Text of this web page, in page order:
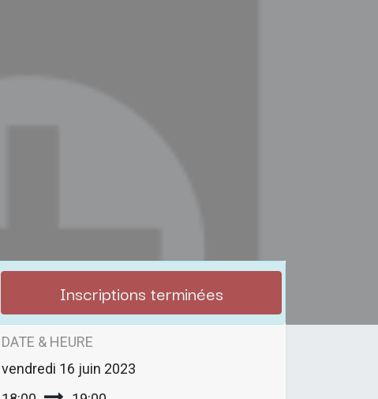
Inscriptions terminées
DATE & HEURE
vendredi 16 juin 2023